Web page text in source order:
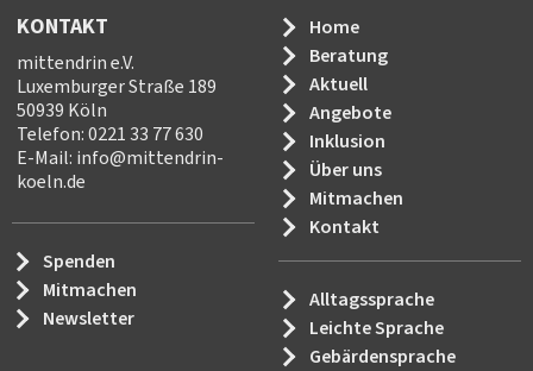
KONTAKT
mittendrin e.V.
Luxemburger Straße 189
50939 Köln
Telefon: 0221 33 77 630
E-Mail: info@mittendrin-
koeln.de
Spenden
Mitmachen
Newsletter
Home
Beratung
Aktuell
Angebote
Inklusion
Über uns
Mitmachen
Kontakt
Alltagssprache
Leichte Sprache
Gebärdensprache